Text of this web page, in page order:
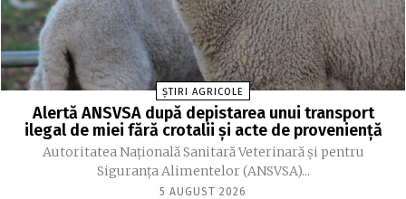
ȘTIRI AGRICOLE
Alertă ANSVSA după depistarea unui transport
ilegal de miei fără crotalii și acte de proveniență
Autoritatea Naţională Sanitară Veterinară şi pentru
Siguranţa Alimentelor (ANSVSA)...
5 AUGUST 2026